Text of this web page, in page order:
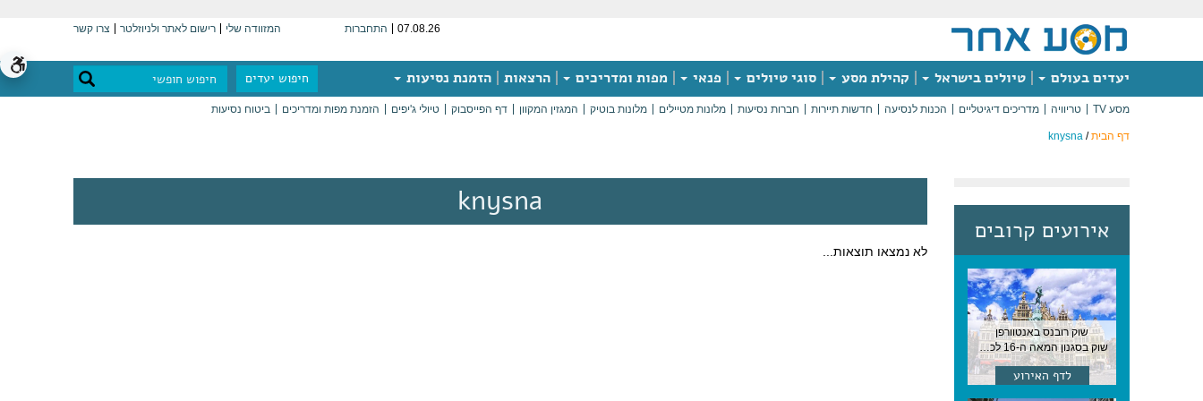
07.08.26 התחברות המזוודה שלי רישום לאתר ולניוזלטר צרו קשר
יעדים בעולם טיולים בישראל קהילת מסע סוגי טיולים פנאי מפות ומדריכים הרצאות הזמנת נסיעות חיפוש יעדים
מסע TV טריוויה מדריכים דיגיטליים הכנות לנסיעה חדשות תיירות חברות נסיעות מלונות מטיילים מלונות בוטיק המגזין המקוון דף הפייסבוק טיולי ג'יפים הזמנת מפות ומדריכים ביטוח נסיעות
דף הבית/
knysna
אירועים קרובים
שוק רובנס באנטוורפן
שוק בסגנון המאה ה-16 לכבודו של הצייר המפורסם, בן העיר, נערך ב-15 באוגוסט באנטוורפן
לדף האירוע
knysna
לא נמצאו תוצאות...